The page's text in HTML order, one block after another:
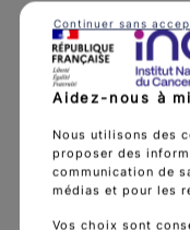
Myélome
État de l’essai
clos aux
Biovitrum
La/Les
Aidez-nous à
Nous utilisons des
proposer des
communication de
médias et pour les
Vos choix sont
Continuer sans